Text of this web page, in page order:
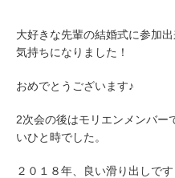
大好きな先輩の結婚式に参加
気持ちになりました！
おめでとうございます♪
2次会の後はモリエンメンバー
いひと時でした。
２０１８年、良い滑り出しです